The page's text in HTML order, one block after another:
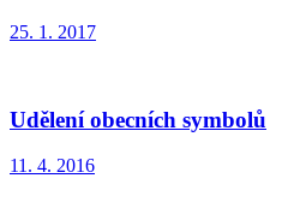
25. 1. 2017
Udělení obecních symbolů
11. 4. 2016